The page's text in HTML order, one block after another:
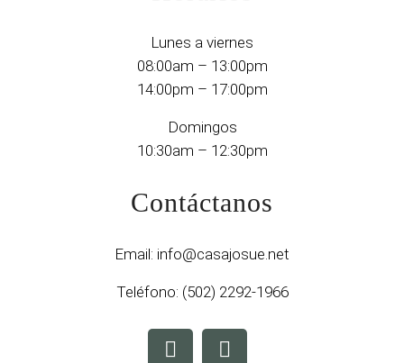
Lunes a viernes
08:00am – 13:00pm
14:00pm – 17:00pm
Domingos
10:30am – 12:30pm
Contáctanos
Email: info@casajosue.net
Teléfono: (502) 2292-1966